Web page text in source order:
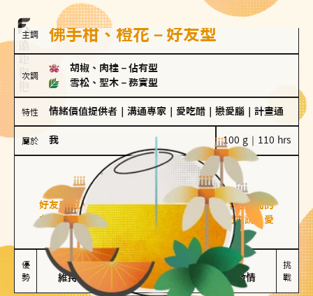
主調 佛手柑、橙花－好友型
次調
胡椒、肉桂 － 佔有型
雪松、聖木 － 務實型
特性 情緒價值提供者 溝通專家 愛吃醋 戀愛腦 計畫通
屬於 我 100 g｜110 hrs
好友型
佛手柑、橙花
好友型的人喜歡分享生活中的點滴，重視與伴侶之間的
友誼和信任，穩定感是重要的關鍵詞。對他們來說，愛
情是心靈深處的共鳴和理解。
優
勢
擅長聆聽與溝通
維持長期穩定關係
不喜歡變化
缺乏關係中的激情
挑
戰